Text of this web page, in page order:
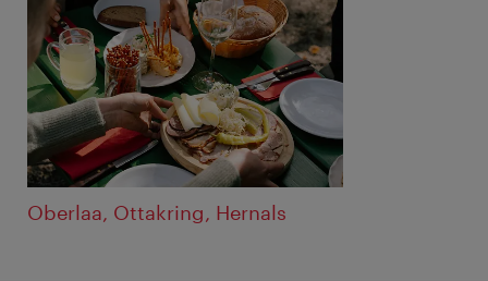
Oberlaa, Ottakring, Hernals